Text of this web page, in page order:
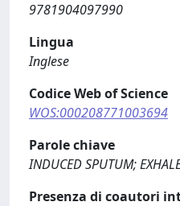
9781904097990
Lingua
Inglese
Codice Web of Science
WOS:000208771003694
Parole chiave
INDUCED SPUTUM;
Presenza di coautori